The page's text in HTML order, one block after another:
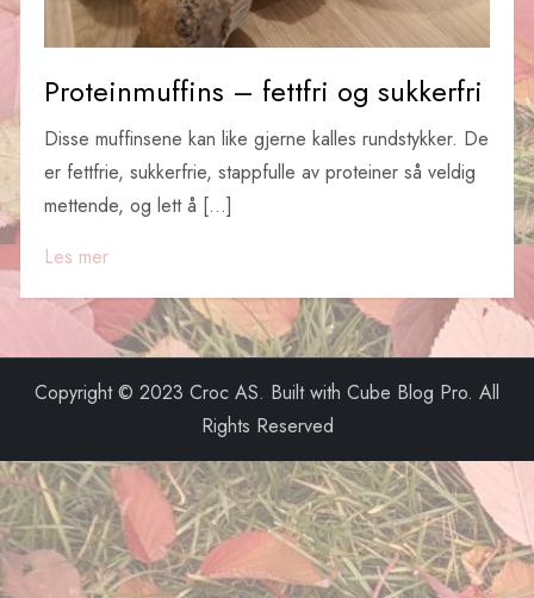
Proteinmuffins – fettfri og sukkerfri
Disse muffinsene kan like gjerne kalles rundstykker. De
er fettfrie, sukkerfrie, stappfulle av proteiner så veldig
mettende, og lett å […]
Les mer
Copyright © 2023 Croc AS. Built with Cube Blog Pro. All
Rights Reserved